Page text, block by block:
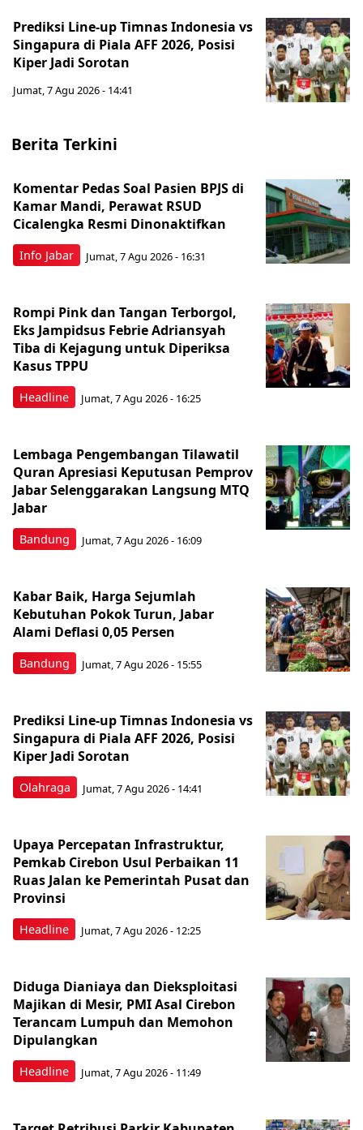
Prediksi Line-up Timnas Indonesia vs
Singapura di Piala AFF 2026, Posisi
Kiper Jadi Sorotan
Jumat, 7 Agu 2026 - 14:41
Berita Terkini
Info Jabar
Komentar Pedas Soal Pasien BPJS di
Kamar Mandi, Perawat RSUD
Cicalengka Resmi Dinonaktifkan
Jumat, 7 Agu 2026 - 16:31
Headline
Rompi Pink dan Tangan Terborgol,
Eks Jampidsus Febrie Adriansyah
Tiba di Kejagung untuk Diperiksa
Kasus TPPU
Jumat, 7 Agu 2026 - 16:25
Bandung
Lembaga Pengembangan Tilawatil
Quran Apresiasi Keputusan Pemprov
Jabar Selenggarakan Langsung MTQ
Jabar
Jumat, 7 Agu 2026 - 16:09
Bandung
Kabar Baik, Harga Sejumlah
Kebutuhan Pokok Turun, Jabar
Alami Deflasi 0,05 Persen
Jumat, 7 Agu 2026 - 15:55
Olahraga
Prediksi Line-up Timnas Indonesia vs
Singapura di Piala AFF 2026, Posisi
Kiper Jadi Sorotan
Jumat, 7 Agu 2026 - 14:41
Headline
Upaya Percepatan Infrastruktur,
Pemkab Cirebon Usul Perbaikan 11
Ruas Jalan ke Pemerintah Pusat dan
Provinsi
Jumat, 7 Agu 2026 - 12:25
Headline
Diduga Dianiaya dan Dieksploitasi
Majikan di Mesir, PMI Asal Cirebon
Terancam Lumpuh dan Memohon
Dipulangkan
Jumat, 7 Agu 2026 - 11:49